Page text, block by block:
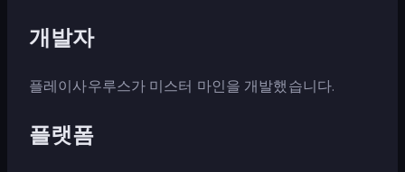
개발자
플레이사우루스가 미스터 마인을 개발했습니다.
플랫폼